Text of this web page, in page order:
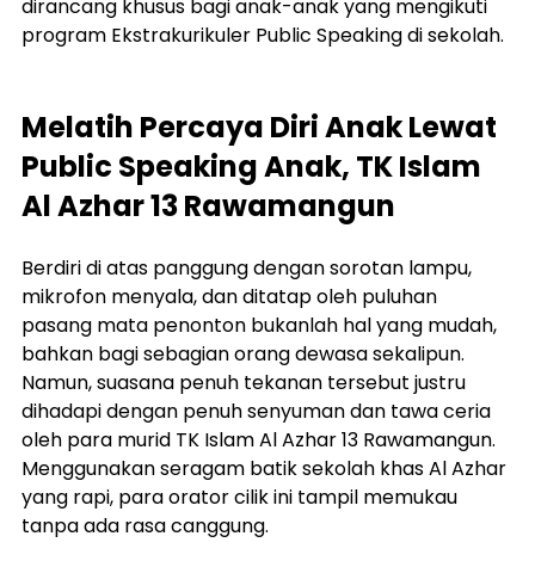
dirancang khusus bagi anak-anak yang mengikuti
program Ekstrakurikuler Public Speaking di sekolah.
Melatih Percaya Diri Anak Lewat
Public Speaking Anak, TK Islam
Al Azhar 13 Rawamangun
Berdiri di atas panggung dengan sorotan lampu,
mikrofon menyala, dan ditatap oleh puluhan
pasang mata penonton bukanlah hal yang mudah,
bahkan bagi sebagian orang dewasa sekalipun.
Namun, suasana penuh tekanan tersebut justru
dihadapi dengan penuh senyuman dan tawa ceria
oleh para murid TK Islam Al Azhar 13 Rawamangun.
Menggunakan seragam batik sekolah khas Al Azhar
yang rapi, para orator cilik ini tampil memukau
tanpa ada rasa canggung.